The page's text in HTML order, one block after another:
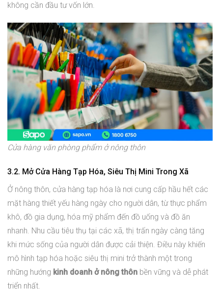
không cần đầu tư vốn lớn.
Cửa hàng văn phòng phẩm ở nông thôn
3.2. Mở Cửa Hàng Tạp Hóa, Siêu Thị Mini Trong Xã
Ở nông thôn, cửa hàng tạp hóa là nơi cung cấp hầu hết các
mặt hàng thiết yếu hàng ngày cho người dân, từ thực phẩm
khô, đồ gia dụng, hóa mỹ phẩm đến đồ uống và đồ ăn
nhanh. Nhu cầu tiêu thụ tại các xã, thị trấn ngày càng tăng
khi mức sống của người dân được cải thiện. Điều này khiến
mô hình tạp hóa hoặc siêu thị mini trở thành một trong
những hướng kinh doanh ở nông thôn bền vững và dễ phát
triển nhất.